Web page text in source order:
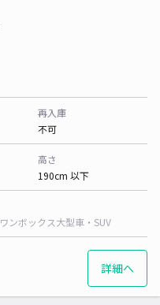
再入庫
不可
高さ
190cm 以下
ワンボックス大型車・SUV
詳細へ